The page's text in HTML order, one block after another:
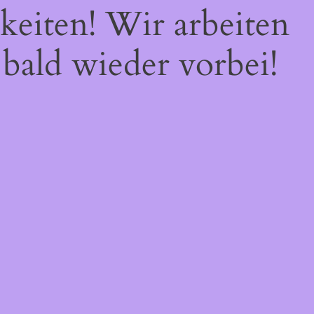
Wir arbeiten
wieder vorbei!